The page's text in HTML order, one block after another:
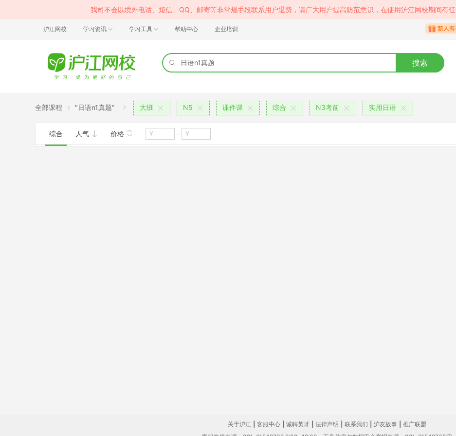
我司不会以境外电话、短信、QQ、邮寄等非常规手段联系用户退费，请广大用户提高防范意识，在使用沪江网校期间有任
沪江网校 学习资讯 学习工具 帮助中心 企业培训
搜索
全部课程 "日语n1真题" 大班 N5 课件课 综合 N3考前 实用日语
综合 人气 价格 -
关于沪江 客服中心 诚聘英才 法律声明 联系我们 沪友故事
推广联盟